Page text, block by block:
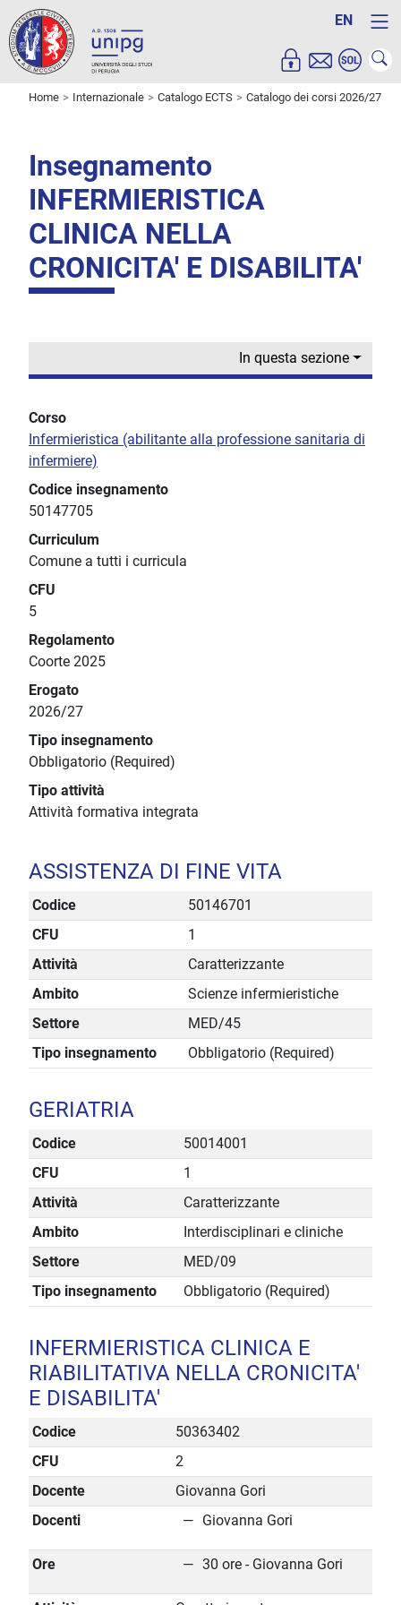
EN
Home Internazionale Catalogo ECTS Catalogo dei corsi 2026/27
Insegnamento
INFERMIERISTICA
CLINICA NELLA
CRONICITA' E DISABILITA'
In questa sezione
Corso
Infermieristica (abilitante alla professione sanitaria di
infermiere)
Codice insegnamento
50147705
Curriculum
Comune a tutti i curricula
CFU
5
Regolamento
Coorte 2025
Erogato
2026/27
Tipo insegnamento
Obbligatorio (Required)
Tipo attività
Attività formativa integrata
ASSISTENZA DI FINE VITA
Codice
50146701
CFU
1
Attività
Caratterizzante
Ambito
Scienze infermieristiche
Settore
MED/45
Tipo insegnamento
Obbligatorio (Required)
GERIATRIA
Codice
50014001
CFU
1
Attività
Caratterizzante
Ambito
Interdisciplinari e cliniche
Settore
MED/09
Tipo insegnamento
Obbligatorio (Required)
INFERMIERISTICA CLINICA E
RIABILITATIVA NELLA CRONICITA'
E DISABILITA'
Codice
50363402
CFU
2
Docente
Giovanna Gori
Docenti
Giovanna Gori
Ore 30 ore - Giovanna Gori